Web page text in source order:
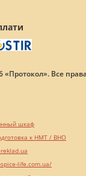
«Протокол». Все
шкаф
к НМТ / ВНО
life.com.ua/